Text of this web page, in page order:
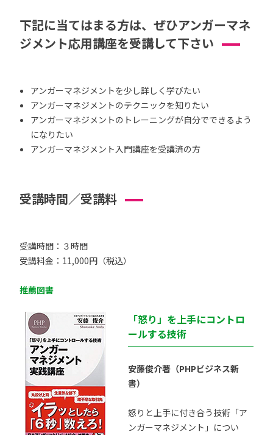
下記に当てはまる方は、ぜひアンガーマネ
ジメント応用講座を受講して下さい
アンガーマネジメントを少し詳しく学びたい
アンガーマネジメントのテクニックを知りたい
アンガーマネジメントのトレーニングが自分でできるよう
になりたい
アンガーマネジメント入門講座を受講済の方
受講時間／受講料
受講時間：３時間
受講料金：11,000円（税込）
推薦図書
「怒り」を上手にコントロ
ールする技術
安藤俊介著（PHPビジネス新
書）
怒りと上手に付き合う技術「ア
ンガーマネジメント」につい